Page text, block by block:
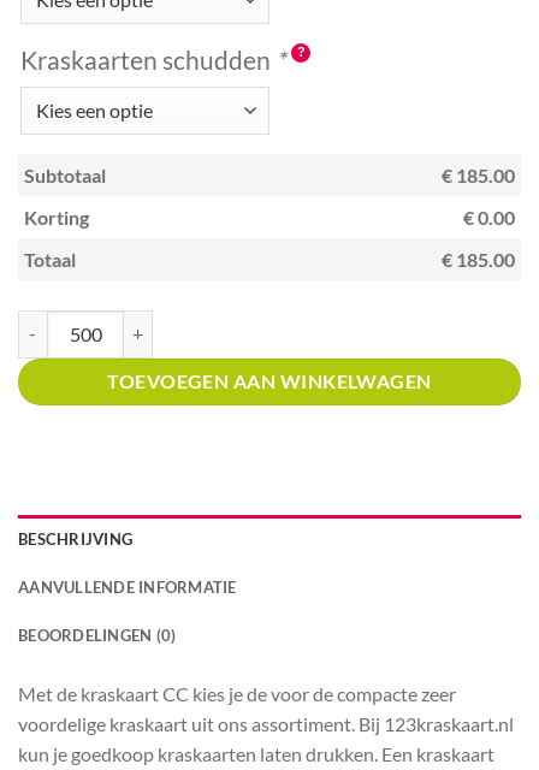
Kraskaarten schudden *
Subtotaal
€ 185.00
Korting
€ 0.00
Totaal
€ 185.00
TOEVOEGEN AAN WINKELWAGEN
BESCHRIJVING
AANVULLENDE INFORMATIE
BEOORDELINGEN (0)
Met de kraskaart CC kies je de voor de compacte zeer
voordelige kraskaart uit ons assortiment. Bij 123kraskaart.nl
kun je goedkoop kraskaarten laten drukken. Een kraskaart